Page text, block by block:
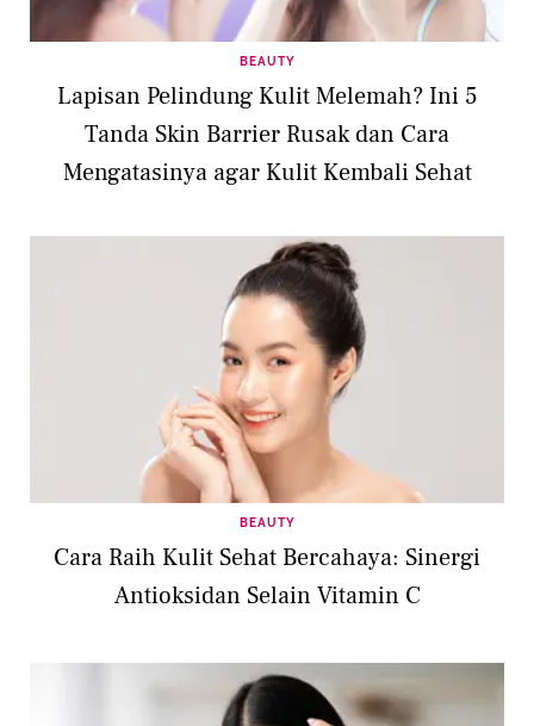
BEAUTY
Lapisan Pelindung Kulit Melemah? Ini 5
Tanda Skin Barrier Rusak dan Cara
Mengatasinya agar Kulit Kembali Sehat
BEAUTY
Cara Raih Kulit Sehat Bercahaya: Sinergi
Antioksidan Selain Vitamin C